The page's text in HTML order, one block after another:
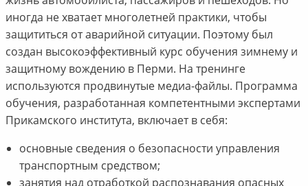
иногда не хватает многолетней практики, чтобы
защититься от аварийной ситуации. Поэтому был
создан высокоэффективный курс обучения зимнему и
защитному вождению в Перми. На тренинге
используются продвинутые медиа-файлы. Программа
обучения, разработанная компетентными экспертами
Прикамского института, включает в себя:
основные сведения о безопасности управления
транспортным средством;
занятия над отработкой распознавания опасных